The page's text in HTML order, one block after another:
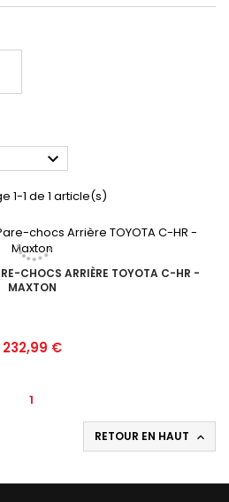

1-1 de 1 article(s)
CHOCS ARRIÈRE TOYOTA C-HR -
MAXTON
Prix
232,99 €
1
RETOUR EN HAUT 